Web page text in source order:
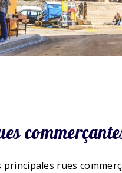
principales rues